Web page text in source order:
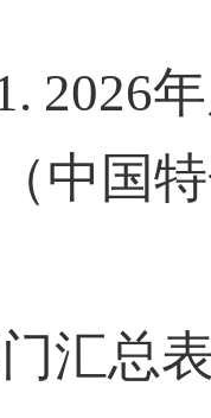
. 2026
中国
汇总